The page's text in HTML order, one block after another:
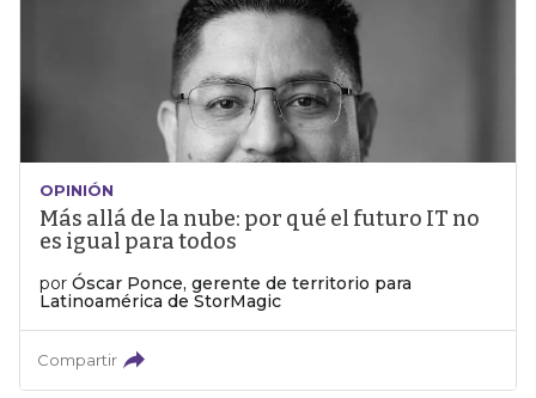
OPINIÓN
Más allá de la nube: por qué el futuro IT no
es igual para todos
por Óscar Ponce, gerente de territorio para
Latinoamérica de StorMagic
Compartir